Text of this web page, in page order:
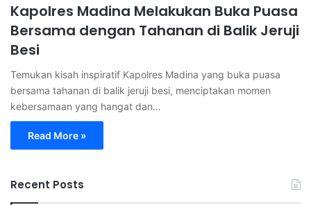
Kapolres Madina Melakukan Buka Puasa
Bersama dengan Tahanan di Balik Jeruji
Besi
Temukan kisah inspiratif Kapolres Madina yang buka puasa
bersama tahanan di balik jeruji besi, menciptakan momen
kebersamaan yang hangat dan…
Read More »
Recent Posts